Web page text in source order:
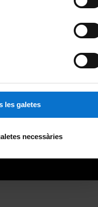
les galetes
necessàries